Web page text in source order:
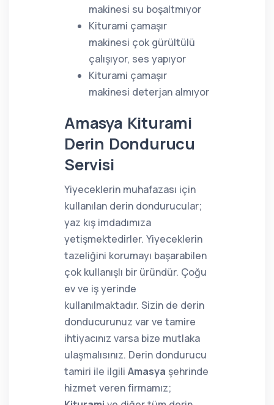
makinesi su boşaltmıyor
Kiturami çamaşır
makinesi çok gürültülü
çalışıyor, ses yapıyor
Kiturami çamaşır
makinesi deterjan almıyor
Amasya Kiturami
Derin Dondurucu
Servisi
Yiyeceklerin muhafazası için
kullanılan derin dondurucular;
yaz kış imdadımıza
yetişmektedirler. Yiyeceklerin
tazeliğini korumayı başarabilen
çok kullanışlı bir üründür. Çoğu
ev ve iş yerinde
kullanılmaktadır. Sizin de derin
donducurunuz var ve tamire
ihtiyacınız varsa bize mutlaka
ulaşmalısınız. Derin dondurucu
tamiri ile ilgili Amasya şehrinde
hizmet veren firmamız;